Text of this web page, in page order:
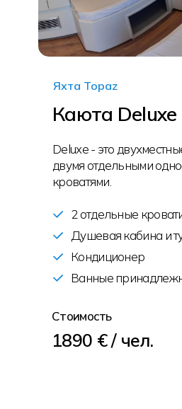
Стоимость
1890 € / чел.
Каюта Deluxe
Яхта Topaz
2 отдельные
Душевая кабина и
Ванные
Кондиционер
Deluxe - это
двумя отдельными
кроватями.